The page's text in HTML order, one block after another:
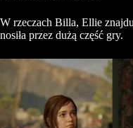
W rzeczach Billa, Ellie
nosiła przez dużą część gry.